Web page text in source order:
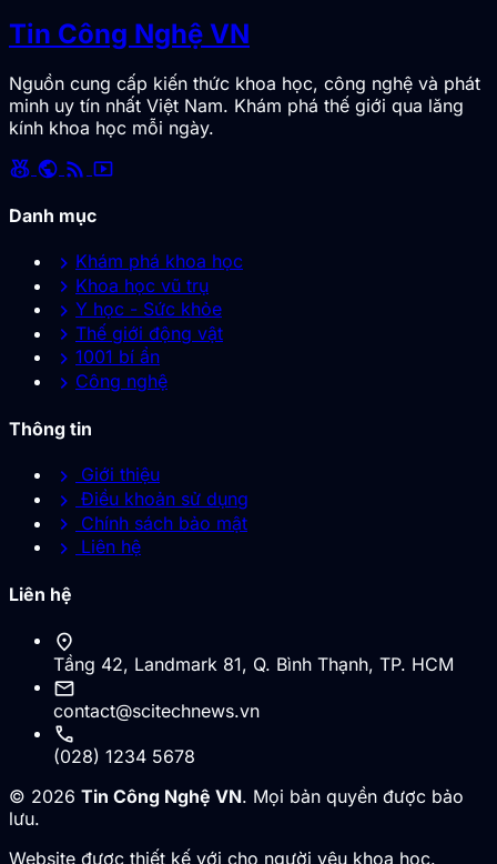
Tin Công Nghệ VN
Nguồn cung cấp kiến thức khoa học, công nghệ và phát
minh uy tín nhất Việt Nam. Khám phá thế giới qua lăng
kính khoa học mỗi ngày.
social_leaderboard public rss_feed smart_display
Danh mục
chevron_right Khám phá khoa học
chevron_right Khoa học vũ trụ
chevron_right Y học - Sức khỏe
chevron_right Thế giới động vật
chevron_right 1001 bí ẩn
chevron_right Công nghệ
Thông tin
chevron_right Giới thiệu
chevron_right Điều khoản sử dụng
chevron_right Chính sách bảo mật
chevron_right Liên hệ
Liên hệ
location_on
Tầng 42, Landmark 81, Q. Bình Thạnh, TP. HCM
mail
contact@scitechnews.vn
call
(028) 1234 5678
© 2026 Tin Công Nghệ VN. Mọi bản quyền được bảo
lưu.
Website được thiết kế với cho người yêu khoa học.